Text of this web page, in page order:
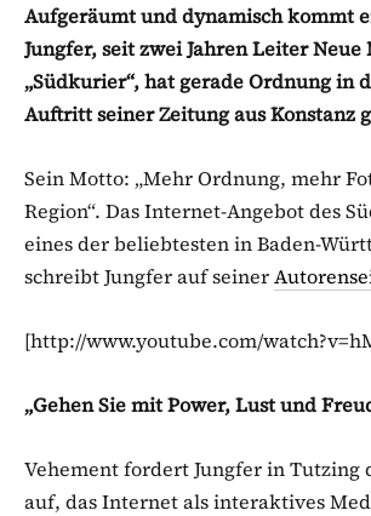
Aufgeräumt und dynamisch kommt
Jungfer, seit zwei Jahren Leiter
„Südkurier“, hat gerade Ordnung in
Auftritt seiner Zeitung aus Konstanz
Sein Motto: „Mehr Ordnung, mehr
Region“. Das Internet-Angebot des
eines der beliebtesten in Baden-
schreibt Jungfer auf seiner
[http://www.youtube.com/
„Gehen Sie mit Power, Lust und
Vehement fordert Jungfer in Tutzing
auf, das Internet als interaktives